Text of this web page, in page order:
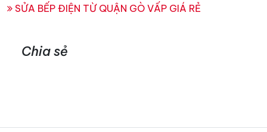
SỬA BẾP ĐIỆN TỪ QUẬN GÒ VẤP GIÁ RẺ
Chia sẻ